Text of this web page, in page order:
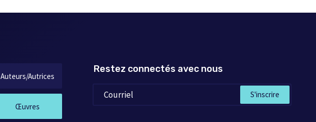
Auteurs/Autrices
Œuvres
Restez connectés avec nous
S'inscrire